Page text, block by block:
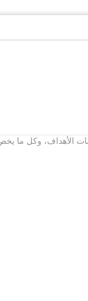
الأهداف، وكل